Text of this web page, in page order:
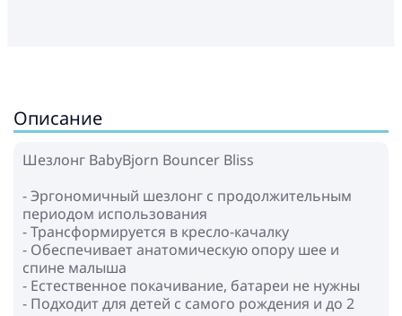
Описание
Шезлонг BabyBjorn Bouncer Bliss
- Эргономичный шезлонг с продолжительным
периодом использования
- Трансформируется в кресло-качалку
- Обеспечивает анатомическую опору шее и
спине малыша
- Естественное покачивание, батареи не нужны
- Подходит для детей с самого рождения и до 2